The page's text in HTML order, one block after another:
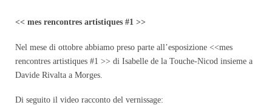
<< mes rencontres artistiques #1 >>
Nel mese di ottobre abbiamo preso parte all’esposizione <<mes
rencontres artistiques #1 >> di Isabelle de la Touche-Nicod insieme a
Davide Rivalta a Morges.
Di seguito il video racconto del vernissage: